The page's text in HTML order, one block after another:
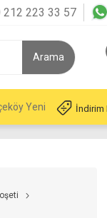
212 223 33 57
Yeni İndirim